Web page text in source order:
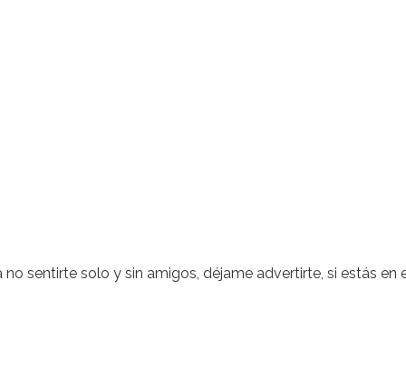
sentirte solo y sin amigos, déjame advertirte, si estás en